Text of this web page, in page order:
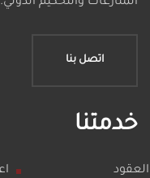
اتصل بنا
خدمتنا